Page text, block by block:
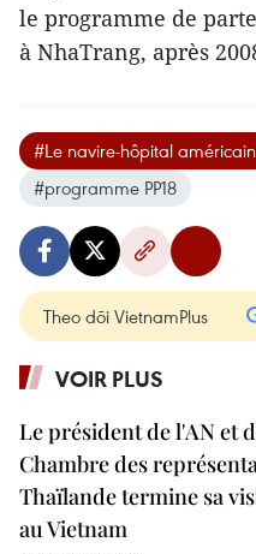
le programme de
à NhaTrang, après
#Le navire-hôpital
#programme PP18
Theo dõi VietnamPlus
VOIR PLUS
Le président de l'AN et
Chambre des
Thaïlande termine sa
au Vietnam